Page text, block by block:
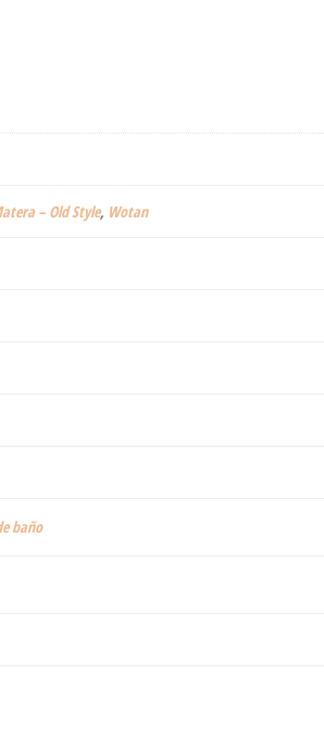
– Old Style, Wotan
baño